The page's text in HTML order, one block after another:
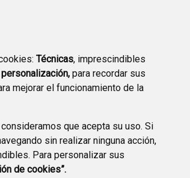
Técnicas, imprescindibles
para recordar sus
mejorar el funcionamiento de la
consideramos que acepta su uso. Si
sin realizar ninguna acción,
Para personalizar sus
de cookies”.
PLAN DE ACCIÓN LOCAL
2030
POLÍTICA DE COOKIES